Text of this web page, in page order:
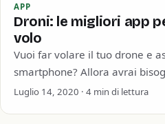
APP
Droni: le migliori app
volo
Vuoi far volare il tuo drone e
smartphone? Allora avrai
dedicate, ma quali? Il tuo…
Luglio 14, 2020 · 4 min di lettura